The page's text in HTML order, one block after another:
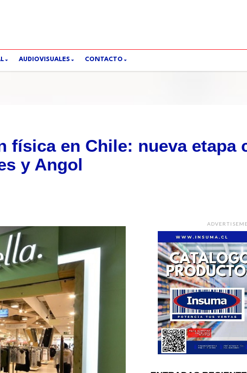
AUDIOVISUALES CONTACTO
física en Chile: nueva etapa
y Angol